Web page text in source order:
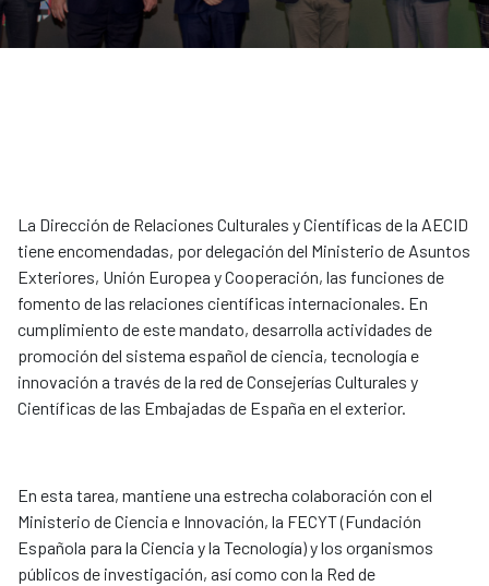
La Dirección de Relaciones Culturales y Científicas de la AECID
tiene encomendadas, por delegación del Ministerio de Asuntos
Exteriores, Unión Europea y Cooperación, las funciones de
fomento de las relaciones científicas internacionales. En
cumplimiento de este mandato, desarrolla actividades de
promoción del sistema español de ciencia, tecnología e
innovación a través de la red de Consejerías Culturales y
Científicas de las Embajadas de España en el exterior.
En esta tarea, mantiene una estrecha colaboración con el
Ministerio de Ciencia e Innovación, la FECYT (Fundación
Española para la Ciencia y la Tecnología) y los organismos
públicos de investigación, así como con la Red de